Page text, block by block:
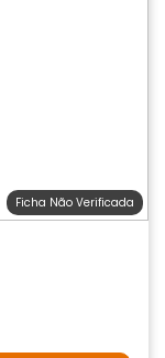
Ficha Não Verificada